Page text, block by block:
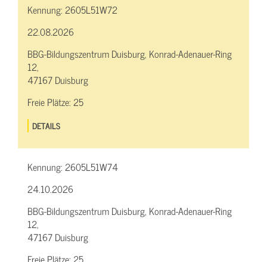
Kennung:2605L51W72
22.08.2026
BBG-Bildungszentrum Duisburg, Konrad-Adenauer-Ring
12,
47167 Duisburg
Freie Plätze:25
DETAILS
Kennung:2605L51W74
24.10.2026
BBG-Bildungszentrum Duisburg, Konrad-Adenauer-Ring
12,
47167 Duisburg
Freie Plätze: 25